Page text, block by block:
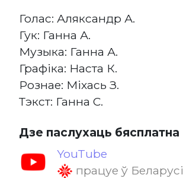
Голас: Аляксандр А.
Гук: Ганна А.
Музыка: Ганна А.
Графіка: Наста К.
Рознае: Міхась З.
Тэкст: Ганна С.
Дзе паслухаць бясплатна
YouTube
працуе ў Беларусі